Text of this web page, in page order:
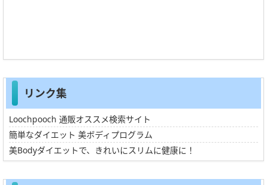
リンク集
Loochpooch 通販オススメ検索サイト
簡単なダイエット 美ボディプログラム
美Bodyダイエットで、きれいにスリムに健康に！